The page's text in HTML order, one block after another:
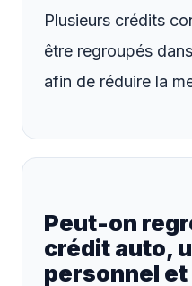
Plusieurs crédits
être regroupés
afin de réduire la
Peut-on
crédit auto,
personnel